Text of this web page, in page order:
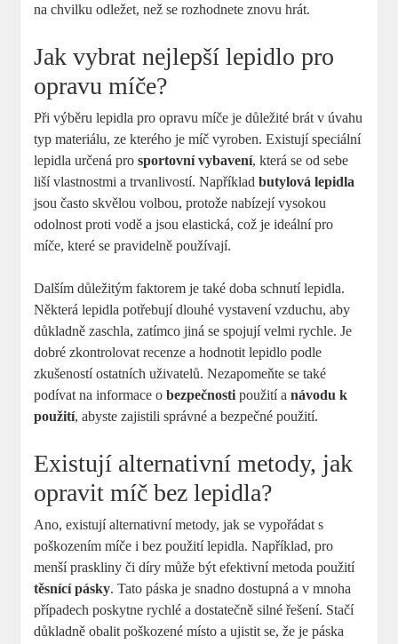
na chvilku odležet, než se rozhodnete znovu hrát.
Jak vybrat nejlepší lepidlo pro
opravu míče?
Při výběru lepidla pro opravu míče je důležité brát v úvahu
typ materiálu, ze kterého je míč vyroben. Existují speciální
lepidla určená prosportovní vybavení, která se od sebe
liší vlastnostmi a trvanlivostí. Napříkladbutylová lepidla
jsou často skvělou volbou, protože nabízejí vysokou
odolnost proti vodě a jsou elastická, což je ideální pro
míče, které se pravidelně používají.
Dalším důležitým faktorem je také doba schnutí lepidla.
Některá lepidla potřebují dlouhé vystavení vzduchu, aby
důkladně zaschla, zatímco jiná se spojují velmi rychle. Je
dobré zkontrolovat recenze a hodnotit lepidlo podle
zkušeností ostatních uživatelů. Nezapomeňte se také
podívat na informace obezpečnosti použití anávodu k
použití, abyste zajistili správné a bezpečné použití.
Existují alternativní metody, jak
opravit míč bez lepidla?
Ano, existují alternativní metody, jak se vypořádat s
poškozením míče i bez použití lepidla. Například, pro
menší praskliny či díry může být efektivní metoda použití
těsnící pásky. Tato páska je snadno dostupná a v mnoha
případech poskytne rychlé a dostatečně silné řešení. Stačí
důkladně obalit poškozené místo a ujistit se, že je páska